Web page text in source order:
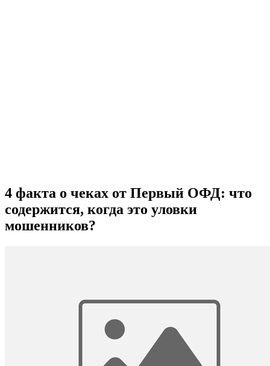
4 факта о чеках от Первый ОФД: что
содержится, когда это уловки
мошенников?